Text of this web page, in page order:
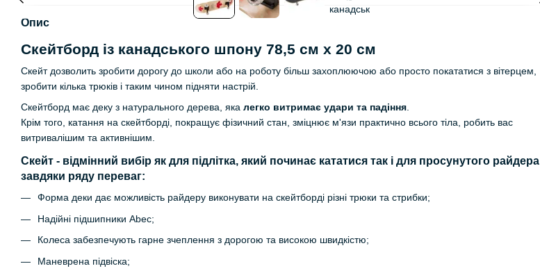
Опис
Скейтборд із канадського шпону 78,5 см х 20 см
Скейт дозволить зробити дорогу до школи або на роботу більш захоплюючою або просто покататися з вітерцем,
зробити кілька трюків і таким чином підняти настрій.
Скейтборд має деку з натурального дерева, яка легко витримає удари та падіння.
Крім того, катання на скейтборді, покращує фізичний стан, зміцнює м'язи практично всього тіла, робить вас
витривалішим та активнішим.
Скейт - відмінний вибір як для підлітка, який починає кататися так і для просунутого райдера
завдяки ряду переваг:
Форма деки дає можливість райдеру виконувати на скейтборді різні трюки та стрибки;
Надійні підшипники Abec;
Колеса забезпечують гарне зчеплення з дорогою та високою швидкістю;
Маневрена підвіска;